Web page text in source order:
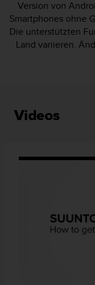
Version von
Smartphones ohne
Die unterstützten
Land variieren.
Videos